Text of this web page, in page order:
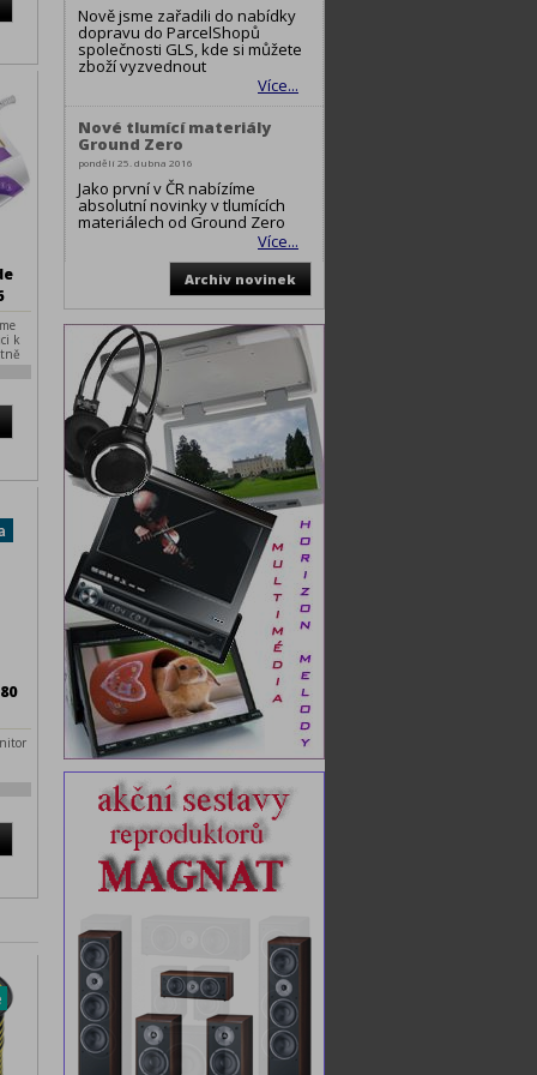
k
Nově jsme zařadili do nabídky
dopravu do ParcelShopů
společnosti GLS, kde si můžete
zboží vyzvednout
Více...
Nové tlumící materiály
Ground Zero
pondělí 25. dubna 2016
Jako první v ČR nabízíme
absolutní novinky v tlumících
materiálech od Ground Zero
Více...
Archiv novinek